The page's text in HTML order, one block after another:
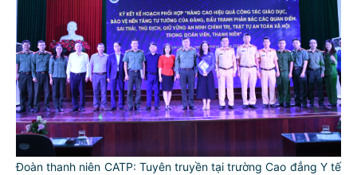
Đoàn thanh niên CATP: Tuyên truyền tại trường Cao đẳng Y tế